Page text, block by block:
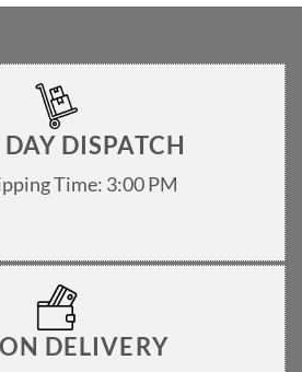
DISPATCH
Time: 3:00 PM
DELIVERY